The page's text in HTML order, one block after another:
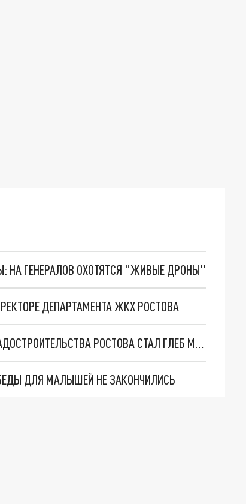
НА ГЕНЕРАЛОВ ОХОТЯТСЯ "ЖИВЫЕ ДРОНЫ"
ДЕПАРТАМЕНТА ЖКХ РОСТОВА
ДИРЕКТОРОМ ДЕПАРТАМЕНТА АРХИТЕКТУРЫ И ГРАДОСТРОИТЕЛЬСТВА РОСТОВА СТАЛ ГЛЕБ МЕЛЬНИКОВ
ДЛЯ МАЛЫШЕЙ НЕ ЗАКОНЧИЛИСЬ